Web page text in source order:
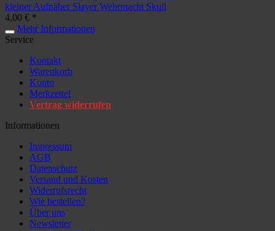
kleiner Aufnäher Slayer Wehrmacht Skull
4,00 € *
Mehr Informationen
Service
Kontakt
Warenkorb
Konto
Merkzettel
Vertrag widerrufen
Informationen
Impressum
AGB
Datenschutz
Versand und Kosten
Widerrufsrecht
Wie bestellen?
Über uns
Newsletter